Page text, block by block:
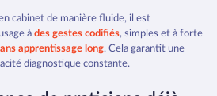
cabinet de manière fluide, il est
à des gestes codifiés, simples et à forte
apprentissage long. Cela garantit une
diagnostique constante.